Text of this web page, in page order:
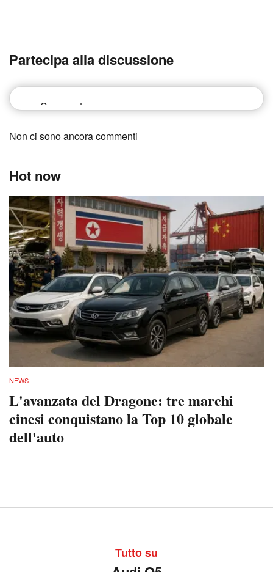
Partecipa alla discussione
Non ci sono ancora commenti
Hot now
NEWS
L'avanzata del Dragone: tre marchi
cinesi conquistano la Top 10 globale
dell'auto
Tutto su